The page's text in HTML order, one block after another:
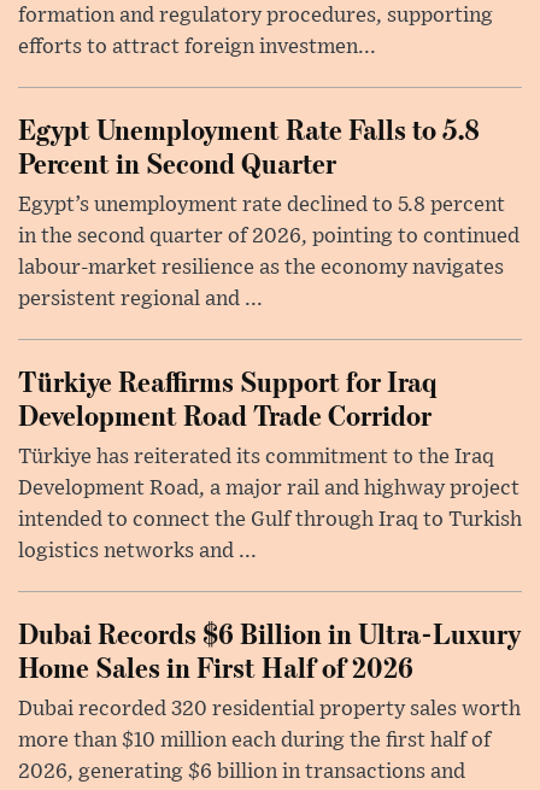
formation and regulatory procedures, supporting
efforts to attract foreign investmen...
Egypt Unemployment Rate Falls to 5.8
Percent in Second Quarter
Egypt’s unemployment rate declined to 5.8 percent
in the second quarter of 2026, pointing to continued
labour-market resilience as the economy navigates
persistent regional and ...
Türkiye Reaffirms Support for Iraq
Development Road Trade Corridor
Türkiye has reiterated its commitment to the Iraq
Development Road, a major rail and highway project
intended to connect the Gulf through Iraq to Turkish
logistics networks and ...
Dubai Records $6 Billion in Ultra-Luxury
Home Sales in First Half of 2026
Dubai recorded 320 residential property sales worth
more than $10 million each during the first half of
2026, generating $6 billion in transactions and